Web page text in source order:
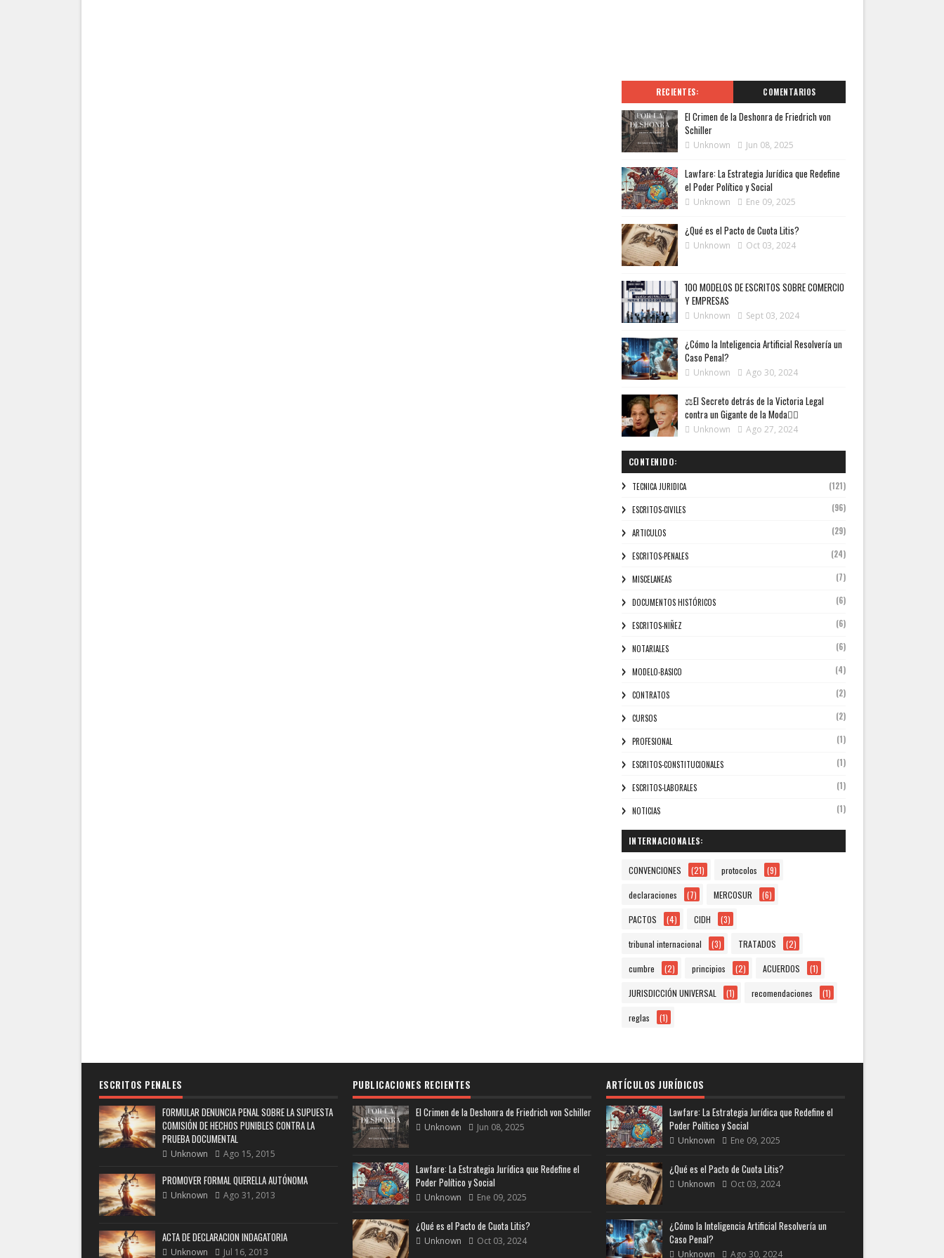
RECIENTES: COMENTARIOS
El Crimen de la Deshonra de Friedrich von
Schiller
Unknown Jun 08, 2025
Lawfare: La Estrategia Jurídica que Redefine
el Poder Político y Social
Unknown Ene 09, 2025
¿Qué es el Pacto de Cuota Litis?
Unknown Oct 03, 2024
100 MODELOS DE ESCRITOS SOBRE COMERCIO
Y EMPRESAS
Unknown Sept 03, 2024
¿Cómo la Inteligencia Artificial Resolvería un
Caso Penal?
Unknown Ago 30, 2024
⚖️El Secreto detrás de la Victoria Legal
contra un Gigante de la Moda👩‍⚖️
Unknown Ago 27, 2024
CONTENIDO:
TECNICA JURIDICA (121)
ESCRITOS-CIVILES (96)
ARTICULOS (29)
ESCRITOS-PENALES (24)
MISCELANEAS (7)
DOCUMENTOS HISTÓRICOS (6)
ESCRITOS-NIÑEZ (6)
NOTARIALES (6)
MODELO-BASICO (4)
CONTRATOS (2)
CURSOS (2)
PROFESIONAL (1)
ESCRITOS-CONSTITUCIONALES (1)
ESCRITOS-LABORALES (1)
NOTICIAS (1)
INTERNACIONALES:
CONVENCIONES (21) protocolos (9)
declaraciones (7) MERCOSUR (6)
PACTOS (4) CIDH (3)
tribunal internacional (3) TRATADOS (2)
cumbre (2) principios (2) ACUERDOS (1)
JURISDICCIÓN UNIVERSAL (1) recomendaciones (1)
reglas (1)
ESCRITOS PENALES
FORMULAR DENUNCIA PENAL SOBRE LA SUPUESTA
COMISIÓN DE HECHOS PUNIBLES CONTRA LA
PRUEBA DOCUMENTAL
Unknown Ago 15, 2015
PROMOVER FORMAL QUERELLA AUTÓNOMA
Unknown Ago 31, 2013
ACTA DE DECLARACION INDAGATORIA
Unknown Jul 16, 2013
PUBLICACIONES RECIENTES
El Crimen de la Deshonra de Friedrich von Schiller
Unknown Jun 08, 2025
Lawfare: La Estrategia Jurídica que Redefine el
Poder Político y Social
Unknown Ene 09, 2025
¿Qué es el Pacto de Cuota Litis?
Unknown Oct 03, 2024
ARTÍCULOS JURÍDICOS
Lawfare: La Estrategia Jurídica que Redefine el
Poder Político y Social
Unknown Ene 09, 2025
¿Qué es el Pacto de Cuota Litis?
Unknown Oct 03, 2024
¿Cómo la Inteligencia Artificial Resolvería un
Caso Penal?
Unknown Ago 30, 2024